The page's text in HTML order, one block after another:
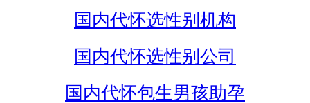
国内代怀选性别机构
国内代怀选性别公司
国内代怀包生男孩助孕